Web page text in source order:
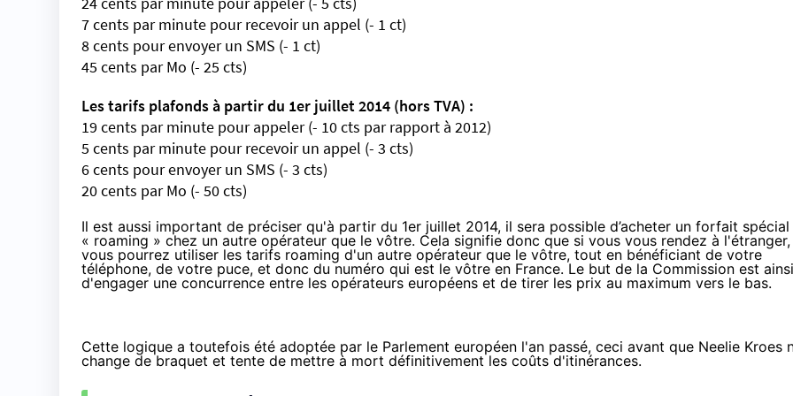
7 cents par minute pour recevoir un appel (- 1 ct)
8 cents pour envoyer un SMS (- 1 ct)
45 cents par Mo (- 25 cts)
Les tarifs plafonds à partir du 1er juillet 2014 (hors TVA) :
19 cents par minute pour appeler (- 10 cts par rapport à 2012)
5 cents par minute pour recevoir un appel (- 3 cts)
6 cents pour envoyer un SMS (- 3 cts)
20 cents par Mo (- 50 cts)
Il est aussi important de préciser qu'à partir du 1er juillet 2014, il sera possible d’acheter un forfait spécial
« roaming » chez un autre opérateur que le vôtre. Cela signifie donc que si vous vous rendez à l'étranger,
vous pourrez utiliser les tarifs roaming d'un autre opérateur que le vôtre, tout en bénéficiant de votre
téléphone, de votre puce, et donc du numéro qui est le vôtre en France. Le but de la Commission est ainsi
d'engager une concurrence entre les opérateurs européens et de tirer les prix au maximum vers le bas.
Cette logique a toutefois été adoptée par le Parlement européen l'an passé, ceci avant que Neelie Kroes
change de braquet et tente de mettre à mort définitivement les coûts d'itinérances.